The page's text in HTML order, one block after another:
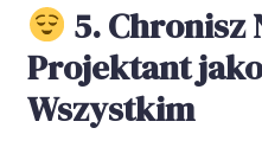
5. Chronisz
Projektant
Wszystkim